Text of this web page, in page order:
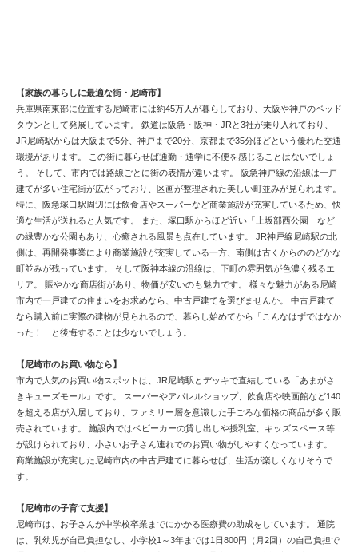
【家族の暮らしに最適な街・尼崎市】
兵庫県南東部に位置する尼崎市には約45万人が暮らしており、大阪や神戸のベッド
タウンとして発展しています。 鉄道は阪急・阪神・JRと3社が乗り入れており、
JR尼崎駅からは大阪まで5分、神戸まで20分、京都まで35分ほどという優れた交通
環境があります。 この街に暮らせば通勤・通学に不便を感じることはないでしょ
う。 そして、市内では路線ごとに街の表情が違います。 阪急神戸線の沿線は一戸
建てが多い住宅街が広がっており、区画が整理された美しい町並みが見られます。
特に、阪急塚口駅周辺には飲食店やスーパーなど商業施設が充実しているため、快
適な生活が送れると人気です。 また、塚口駅からほど近い「上坂部西公園」など
の緑豊かな公園もあり、心癒される風景も点在しています。 JR神戸線尼崎駅の北
側は、再開発事業により商業施設が充実している一方、南側は古くからののどかな
町並みが残っています。 そして阪神本線の沿線は、下町の雰囲気が色濃く残るエ
リア。 賑やかな商店街があり、物価が安いのも魅力です。 様々な魅力がある尼崎
市内で一戸建ての住まいをお求めなら、中古戸建てを選びませんか。 中古戸建て
なら購入前に実際の建物が見られるので、暮らし始めてから「こんなはずではなか
った！」と後悔することは少ないでしょう。
【尼崎市のお買い物なら】
市内で人気のお買い物スポットは、JR尼崎駅とデッキで直結している「あまがさ
きキューズモール」です。 スーパーやアパレルショップ、飲食店や映画館など140
を超える店が入居しており、ファミリー層を意識した手ごろな価格の商品が多く販
売されています。 施設内ではベビーカーの貸し出しや授乳室、キッズスペース等
が設けられており、小さいお子さん連れでのお買い物がしやすくなっています。
商業施設が充実した尼崎市内の中古戸建てに暮らせば、生活が楽しくなりそうで
す。
【尼崎市の子育て支援】
尼崎市は、お子さんが中学校卒業までにかかる医療費の助成をしています。 通院
は、乳幼児が自己負担なし、小学校1～3年までは1日800円（月2回）の自己負担で